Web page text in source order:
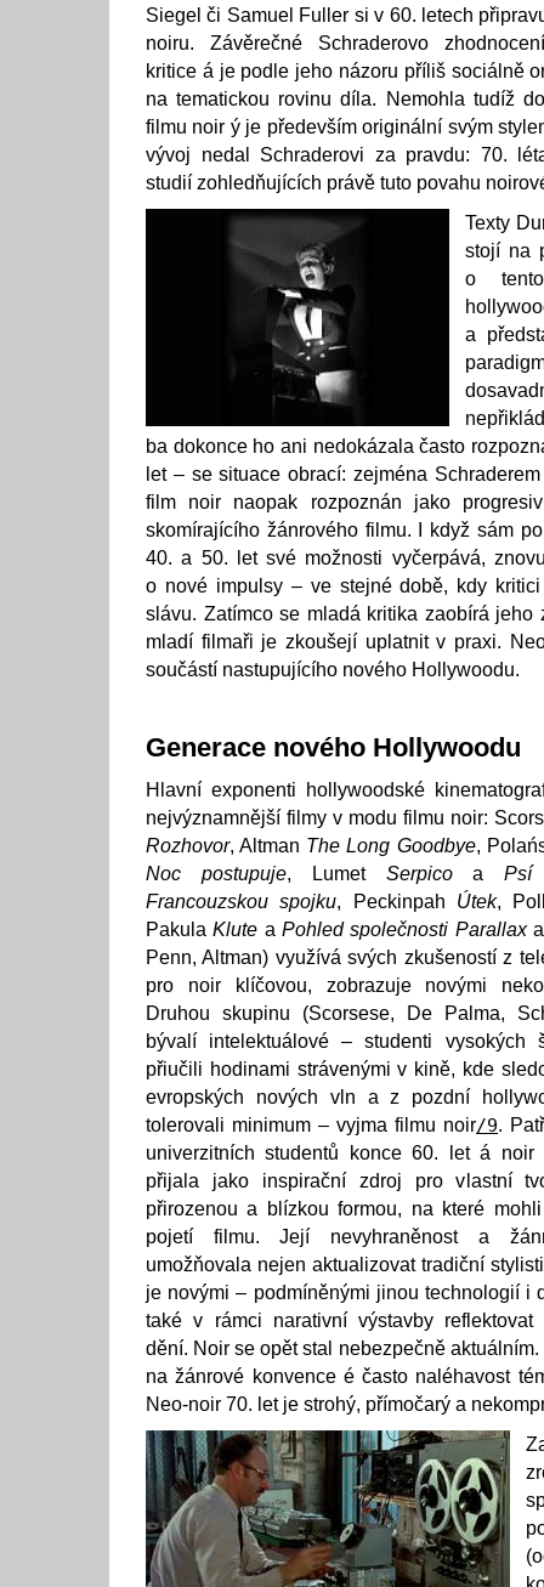
Siegel či Samuel Fuller si v 60. letech
noiru. Závěrečné Schraderovo
kritice á je podle jeho názoru příliš sociálně
na tematickou rovinu díla. Nemohla tudíž
filmu noir ý je především originální svým
vývoj nedal Schraderovi za pravdu: 70.
studií zohledňujících právě tuto povahu
Texty
stojí na
o
a
ba dokonce ho ani nedokázala často
let – se situace obrací: zejména
film noir naopak rozpoznán jako
skomírajícího žánrového filmu. I když sám
40. a 50. let své možnosti vyčerpává,
o nové impulsy – ve stejné době, kdy
slávu. Zatímco se mladá kritika zaobírá jeho
mladí filmaři je zkoušejí uplatnit v praxi.
součástí nastupujícího nového Hollywoodu.
Generace nového Hollywoodu
Hlavní exponenti hollywoodské
nejvýznamnější filmy v modu filmu noir:
Rozhovor, Altman The Long Goodbye,
Noc postupuje, Lumet SerpicoaPsí
Francouzskou spojku, Peckinpah Útek,
PakulaKlute a Pohled společnosti Parallax
Penn, Altman) využívá svých zkušeností z
pro noir klíčovou, zobrazuje novými
Druhou skupinu (Scorsese, De Palma,
bývalí intelektuálové – studenti vysokých
přiučili hodinami strávenými v kině, kde
evropských nových vln a z pozdní
tolerovali minimum – vyjma filmu noir/9.
univerzitních studentů konce 60. let á noir
přijala jako inspirační zdroj pro vlastní
přirozenou a blízkou formou, na které
pojetí filmu. Její nevyhraněnost a
umožňovala nejen aktualizovat tradiční
je novými – podmíněnými jinou technologií i
také v rámci narativní výstavby reflektovat
dění. Noir se opět stal nebezpečně
na žánrové konvence é často naléhavost
Neo-noir 70. let je strohý, přímočarý a